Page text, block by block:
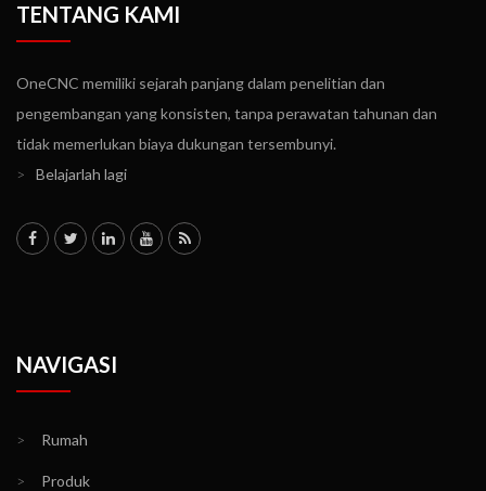
TENTANG KAMI
OneCNC memiliki sejarah panjang dalam penelitian dan
pengembangan yang konsisten, tanpa perawatan tahunan dan
tidak memerlukan biaya dukungan tersembunyi.
>
Belajarlah lagi
NAVIGASI
> Rumah
> Produk